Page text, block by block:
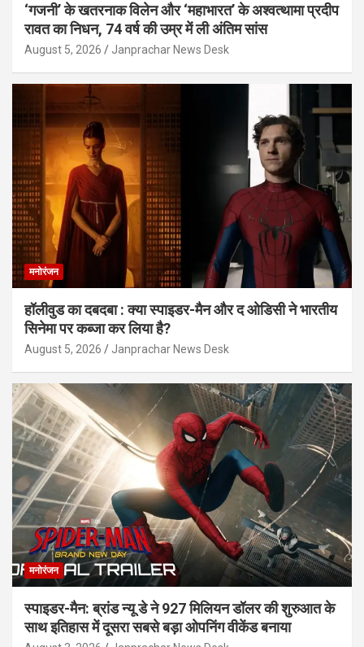
‘गजनी’ के खतरनाक विलेन और ‘महाभारत’ के अश्वत्थामा प्रदीप
रावत का निधन, 74 वर्ष की उम्र में ली अंतिम सांस
August 5, 2026 Janprachar News Desk
मनोरंजन
हॉलीवुड का दबदबा : क्या स्पाइडर-मैन और द ओडिसी ने भारतीय
सिनेमा पर कब्जा कर लिया है?
August 5, 2026 Janprachar News Desk
मनोरंजन
स्पाइडर-मैन: ब्रांड न्यू डे ने 927 मिलियन डॉलर की शुरुआत के
साथ इतिहास में दूसरा सबसे बड़ा ओपनिंग वीकेंड बनाया